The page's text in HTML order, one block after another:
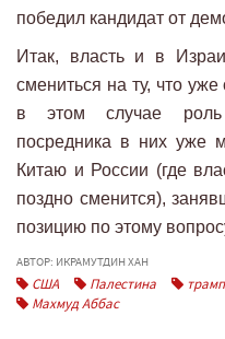
победил кандидат от
Итак, власть и в
смениться на ту, что
в этом случае роль
посредника в них
Китаю и России (где
поздно сменится),
позицию по этому
АВТОР: ИКРАМУТДИН ХАН
США Палестина
Махмуд Аббас